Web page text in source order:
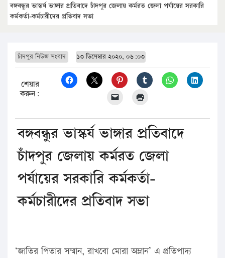
বঙ্গবন্ধুর ভাস্কর্য ভাঙ্গার প্রতিবাদে চাঁদপুর জেলায় কর্মরত জেলা পর্যায়ের সরকারি
কর্মকর্তা-কর্মচারীদের প্রতিবাদ সভা
চাঁদপুর নিউজ সংবাদ ১৩ ডিসেম্বার ২০২০, ০৬:০৩
শেয়ার
করুন:
বঙ্গবন্ধুর ভাস্কর্য ভাঙ্গার প্রতিবাদে
চাঁদপুর জেলায় কর্মরত জেলা
পর্যায়ের সরকারি কর্মকর্তা-
কর্মচারীদের প্রতিবাদ সভা
‘জাতির পিতার সম্মান, রাখবো মোরা অম্লান’ এ প্রতিপাদ্য